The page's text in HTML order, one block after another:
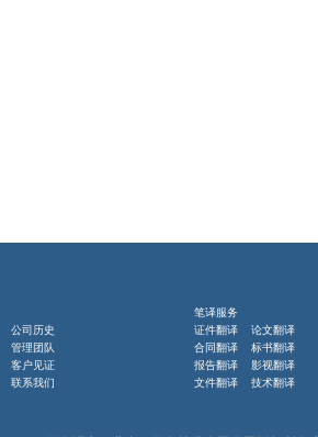
公司历史
管理团队
客户见证
联系我们
笔译服务
证件翻译 论文翻译
合同翻译 标书翻译
报告翻译 影视翻译
文件翻译 技术翻译